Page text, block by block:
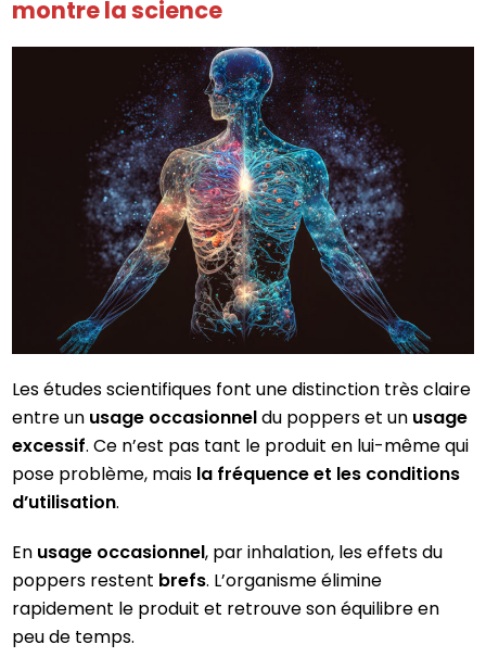
montre la science
Les études scientifiques font une distinction très claire
entre un usage occasionneldu poppers et un usage
excessif. Ce n’est pas tant le produit en lui-même qui
pose problème, mais la fréquence et les conditions
d’utilisation.
En usage occasionnel, par inhalation, les effets du
poppers restent brefs. L’organisme élimine
rapidement le produit et retrouve son équilibre en
peu de temps.